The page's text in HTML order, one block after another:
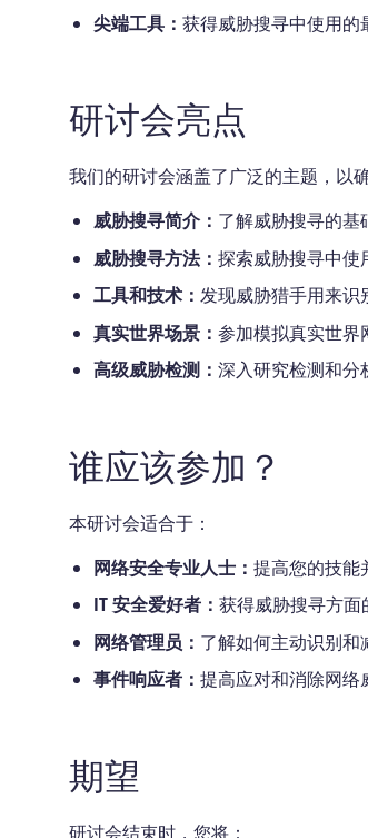
尖端工具：获得威胁搜寻中使用的
研讨会亮点
我们的研讨会涵盖了广泛的主题，以
威胁搜寻简介： 了解威胁搜寻的基
威胁搜寻方法：探索威胁搜寻中使
工具和技术：发现威胁猎手用来识
真实世界场景：参加模拟真实世界
高级威胁检测：深入研究检测和分
谁应该参加？
本研讨会适合于：
网络安全专业人士：提高您的技能
IT 安全爱好者：获得威胁搜寻方面
网络管理员： 了解如何主动识别和
事件响应者：提高应对和消除网络
期望
研讨会结束时，您将：